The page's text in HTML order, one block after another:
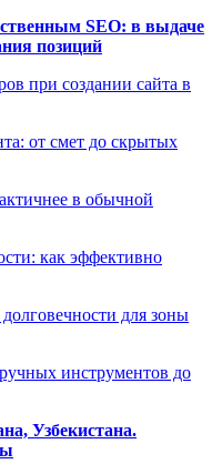
SEO: в выдаче
позиций
при создании сайта в
от смет до скрытых
в обычной
как эффективно
для зоны
инструментов до
Узбекистана.